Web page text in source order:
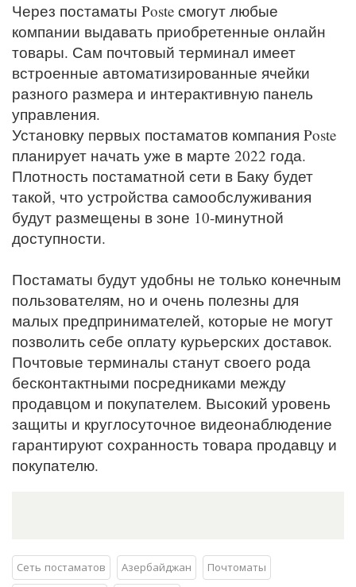
Через постаматы Poste смогут любые
компании выдавать приобретенные онлайн
товары. Сам почтовый терминал имеет
встроенные автоматизированные ячейки
разного размера и интерактивную панель
управления.
Установку первых постаматов компания Poste
планирует начать уже в марте 2022 года.
Плотность постаматной сети в Баку будет
такой, что устройства самообслуживания
будут размещены в зоне 10-минутной
доступности.
Постаматы будут удобны не только конечным
пользователям, но и очень полезны для
малых предпринимателей, которые не могут
позволить себе оплату курьерских доставок.
Почтовые терминалы станут своего рода
бесконтактными посредниками между
продавцом и покупателем. Высокий уровень
защиты и круглосуточное видеонаблюдение
гарантируют сохранность товара продавцу и
покупателю.
Сеть постаматов Азербайджан
Почтоматы